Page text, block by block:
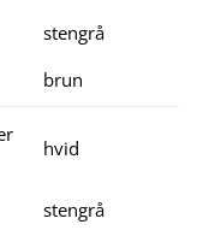
stengrå
brun
hvid
stengrå